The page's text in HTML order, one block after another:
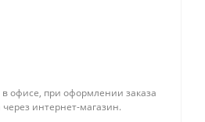
офисе, при оформлении заказа
интернет-магазин.